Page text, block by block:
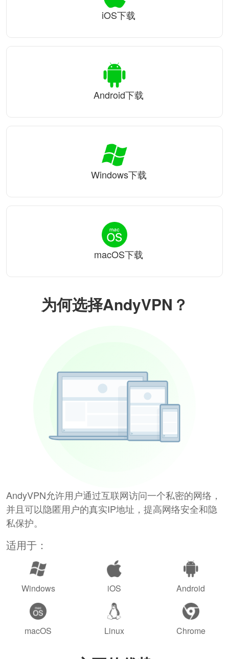
为何选择AndyVPN？
AndyVPN允许用户通过互联网访问一个私密的网络，
并且可以隐匿用户的真实IP地址，提高网络安全和隐
私保护。
适用于：
Windows iOS Android
macOS Linux Chrome
iOS下载
Android下载
Windows下载
macOS下载